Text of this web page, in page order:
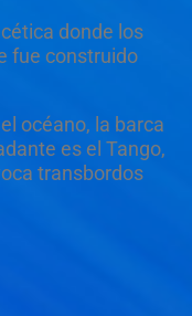
donde los
fue construido
océano, la barca
es el Tango,
transbordos